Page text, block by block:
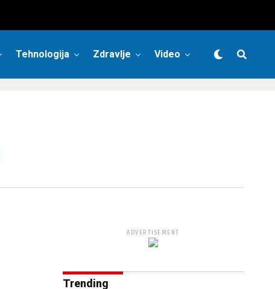
Tehnologija Zdravlje Video
ADVERTISEMENT
Trending